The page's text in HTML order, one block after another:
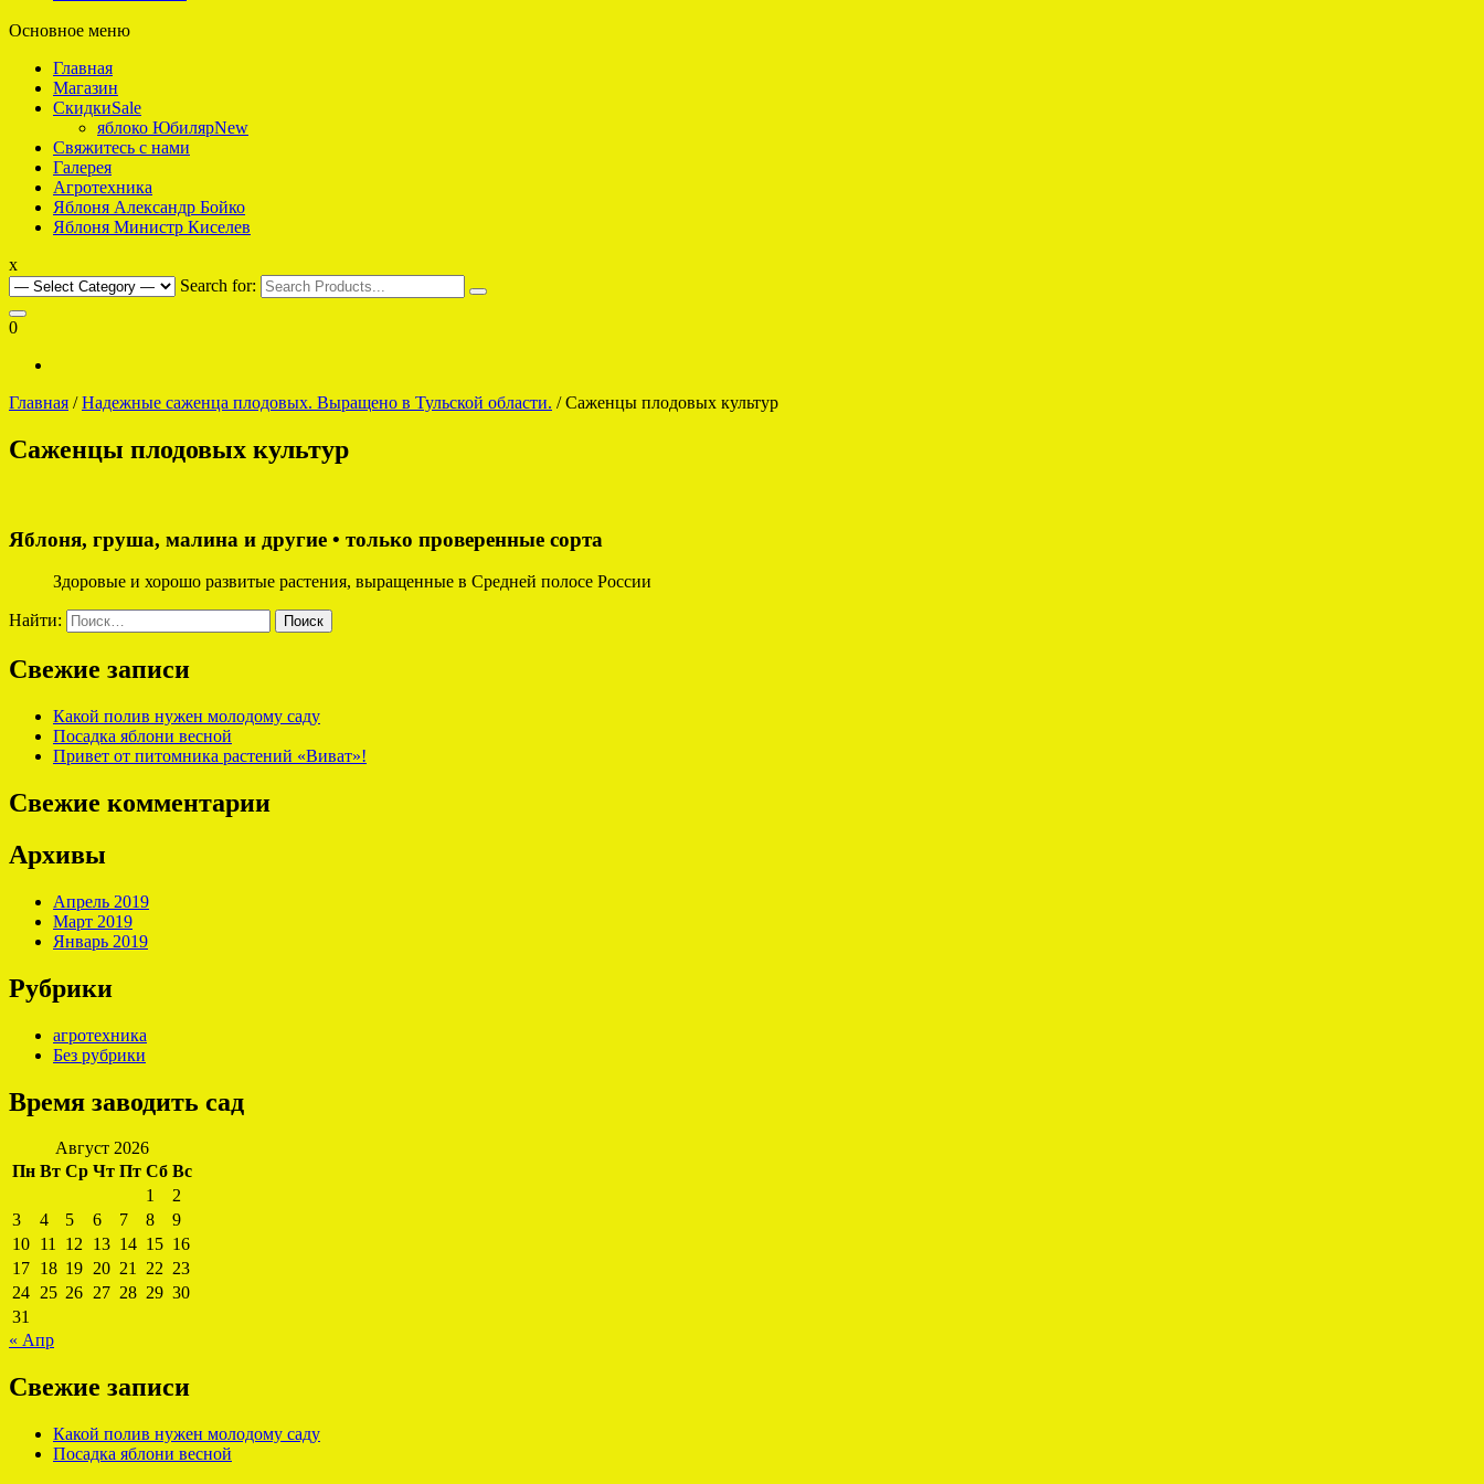
Яблоко что надо
Основное меню
Главная
Магазин
СкидкиSale
яблоко ЮбилярNew
Свяжитесь с нами
Галерея
Агротехника
Яблоня Александр Бойко
Яблоня Министр Киселев
x
Search for:
0
Главная /Надежные саженца плодовых. Выращено в Тульской области. / Саженцы плодовых культур
Саженцы плодовых культур
Яблоня, груша, малина и другие • только проверенные сорта
Здоровые и хорошо развитые растения, выращенные в Средней полосе России
Найти:
Свежие записи
Какой полив нужен молодому саду
Посадка яблони весной
Привет от питомника растений «Виват»!
Свежие комментарии
Архивы
Апрель 2019
Март 2019
Январь 2019
Рубрики
агротехника
Без рубрики
Время заводить сад
Август 2026
Пн Вт Ср Чт Пт Сб Вс
1
2
3
4 5 6 7 8
9
10 11 12 13 14 15 16
17 18 19 20 21 22 23
24 25 26 27 28 29 30
31
« Апр
Свежие записи
Какой полив нужен молодому саду
Посадка яблони весной